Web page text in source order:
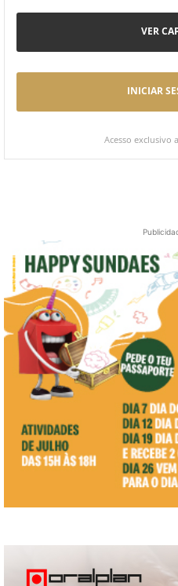
VER
INICIAR
Acesso exclusivo